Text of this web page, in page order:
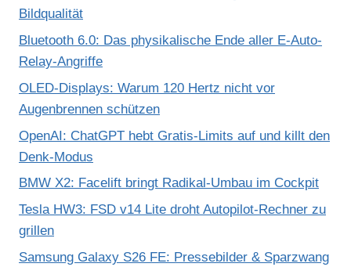
Bildqualität
Bluetooth 6.0: Das physikalische Ende aller E-Auto-
Relay-Angriffe
OLED-Displays: Warum 120 Hertz nicht vor
Augenbrennen schützen
OpenAI: ChatGPT hebt Gratis-Limits auf und killt den
Denk-Modus
BMW X2: Facelift bringt Radikal-Umbau im Cockpit
Tesla HW3: FSD v14 Lite droht Autopilot-Rechner zu
grillen
Samsung Galaxy S26 FE: Pressebilder & Sparzwang